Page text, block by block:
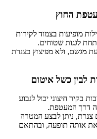
החוץ
מופיעות בצמוד לקירות
לגגות שטוחים.
מגשם, ולא מפיצוץ בצנרת
לבין כשל איטום
בקיר חיצוני יכול לנבוע
דרך המעטפת.
צנרת, ניתן לבצע המטרה
אותה תופעה, ובהתאם